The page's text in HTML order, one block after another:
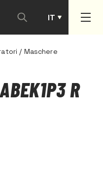
IT
PT
/ Maschere
R